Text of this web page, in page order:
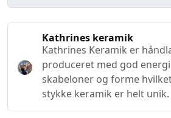
Kathrines keramik
Kathrines Keramik er
produceret med god
skabeloner og forme
stykke keramik er helt unik.